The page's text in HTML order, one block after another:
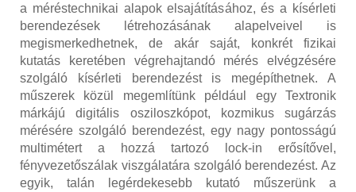
a méréstechnikai alapok elsajátításához, és a kísérleti
berendezések létrehozásának alapelveivel is
megismerkedhetnek, de akár saját, konkrét fizikai
kutatás keretében végrehajtandó mérés elvégzésére
szolgáló kísérleti berendezést is megépíthetnek. A
műszerek közül megemlítünk például egy Textronik
márkájú digitális osziloszkópot, kozmikus sugárzás
mérésére szolgáló berendezést, egy nagy pontosságú
multimétert a hozzá tartozó lock-in erősítővel,
fényvezetőszálak viszgálatára szolgáló berendezést. Az
egyik, talán legérdekesebb kutató műszerünk a